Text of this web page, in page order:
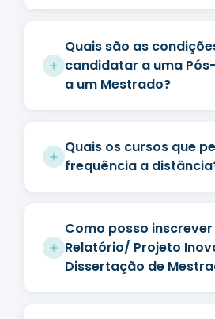
Quais são as
candidatar a uma
a um Mestrado?
Quais os cursos que
frequência a
Como posso
Relatório/ Projeto
Dissertação de